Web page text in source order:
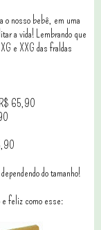
o nosso bebê, em uma
a vida! Lembrando que
e XXG das fraldas
R$ 65,90
do tamanho!
e feliz como esse: